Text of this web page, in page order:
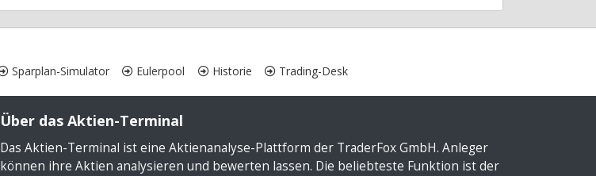
Sparplan-Simulator Eulerpool Historie Trading-Desk
Über das Aktien-Terminal
Das Aktien-Terminal ist eine Aktienanalyse-Plattform der TraderFox GmbH. Anleger
können ihre Aktien analysieren und bewerten lassen. Die beliebteste Funktion ist der